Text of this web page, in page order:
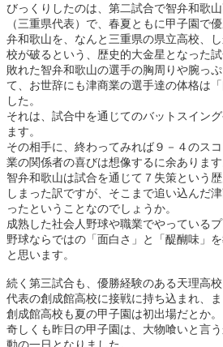
びっくりしたのは、第二試合で智弁和歌
（三重県代表）で、春夏ともに甲子園で
弁和歌山を、なんと三重県の県立高校、
校が破るという、歴史的大金星となった試
敗れた智弁和歌山の選手の胸周りや腕っ
て、お世辞にも津商業の選手達の体格は
した。
それは、試合中を通じてのバットスイン
ます。
その相手に、終わってみれば９－４のス
業の関係者の喜びは想像するに余あります
智弁和歌山は試合を通じて７失策という
しまった訳ですが、そこまで追い込んだ
ったということなのでしょうか。
成熟した社会人野球や職業でやっている
野球ならではの「面白さ」と「醍醐味」
と思います。
続く第三試合も、優勝経験のある天理高
代表の創成館高校に接戦に持ち込まれ、ま
創成館高校も夏の甲子園は初出場だとか。
奇しくも昨日の甲子園は、大物喰いと言
動の一日となりました。